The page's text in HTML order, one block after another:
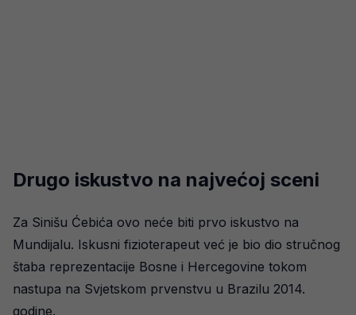
Drugo iskustvo na najvećoj sceni
Za Sinišu Ćebića ovo neće biti prvo iskustvo na
Mundijalu. Iskusni fizioterapeut već je bio dio stručnog
štaba reprezentacije Bosne i Hercegovine tokom
nastupa na Svjetskom prvenstvu u Brazilu 2014.
godine.